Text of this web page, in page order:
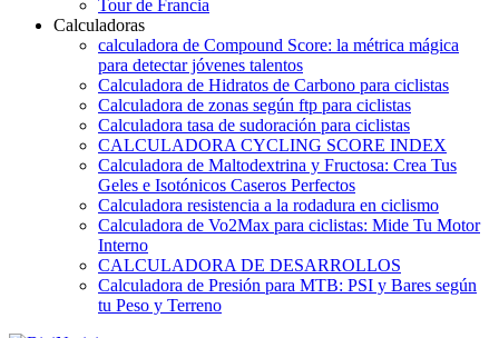
Tour de Francia
Calculadoras
calculadora de Compound Score: la métrica mágica
para detectar jóvenes talentos
Calculadora de Hidratos de Carbono para ciclistas
Calculadora de zonas según ftp para ciclistas
Calculadora tasa de sudoración para ciclistas
CALCULADORA CYCLING SCORE INDEX
Calculadora de Maltodextrina y Fructosa: Crea Tus
Geles e Isotónicos Caseros Perfectos
Calculadora resistencia a la rodadura en ciclismo
Calculadora de Vo2Max para ciclistas: Mide Tu Motor
Interno
CALCULADORA DE DESARROLLOS
Calculadora de Presión para MTB: PSI y Bares según
tu Peso y Terreno